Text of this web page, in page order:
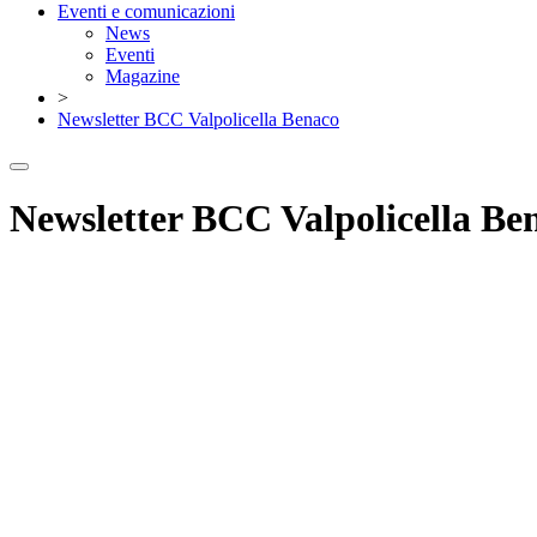
Eventi e comunicazioni
News
Eventi
Magazine
>
Newsletter BCC Valpolicella Benaco
Newsletter BCC Valpolicella